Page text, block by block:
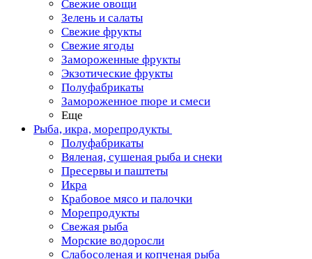
Свежие овощи
Зелень и салаты
Свежие фрукты
Свежие ягоды
Замороженные фрукты
Экзотические фрукты
Полуфабрикаты
Замороженное пюре и смеси
Еще
Рыба, икра, морепродукты
Полуфабрикаты
Вяленая, сушеная рыба и снеки
Пресервы и паштеты
Икра
Крабовое мясо и палочки
Морепродукты
Свежая рыба
Морские водоросли
Слабосоленая и копченая рыба